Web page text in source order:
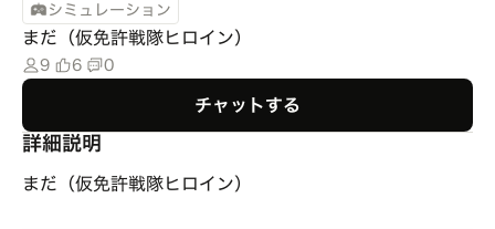
シミュレーション
まだ（仮免許戦隊ヒロイン）
9 6 0
チャットする
詳細説明
まだ（仮免許戦隊ヒロイン）